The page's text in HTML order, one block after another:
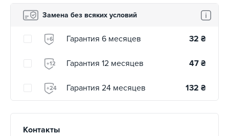
Замена без всяких условий
+6 Гарантия 6 месяцев 32 ₴
+12 Гарантия 12 месяцев 47 ₴
+24 Гарантия 24 месяцев 132 ₴
Контакты